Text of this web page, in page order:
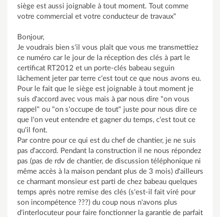
siège est aussi joignable à tout moment. Tout comme
votre commercial et votre conducteur de travaux"
Bonjour,
Je voudrais bien s'il vous plaît que vous me transmettiez
ce numéro car le jour de la réception des clés à part le
certificat RT2012 et un porte-clés babeau seguin
lâchement jeter par terre c'est tout ce que nous avons eu.
Pour le fait que le siège est joignable à tout moment je
suis d'accord avec vous mais à par nous dire "on vous
rappel" ou "on s'occupe de tout" juste pour nous dire ce
que l'on veut entendre et gagner du temps, c'est tout ce
qu'il font.
Par contre pour ce qui est du chef de chantier, je ne suis
pas d'accord. Pendant la construction il ne nous répondez
pas (pas de rdv de chantier, de discussion téléphonique ni
même accès à la maison pendant plus de 3 mois) d'ailleurs
ce charmant monsieur est parti de chez babeau quelques
temps après notre remise des clés (s'est-il fait viré pour
son incompétence ???) du coup nous n'avons plus
d'interlocuteur pour faire fonctionner la garantie de parfait